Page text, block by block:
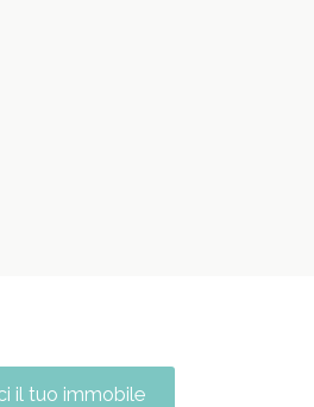
il tuo immobile